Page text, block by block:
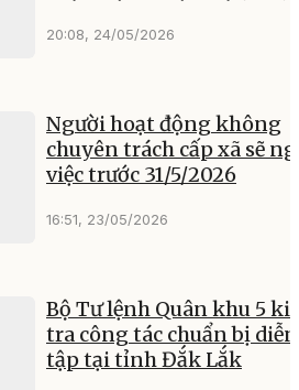
20:08, 24/05/2026
Người hoạt động không
chuyên trách cấp xã sẽ
việc trước 31/5/2026
16:51, 23/05/2026
Bộ Tư lệnh Quân khu 5
tra công tác chuẩn bị diễn
tập tại tỉnh Đắk Lắk